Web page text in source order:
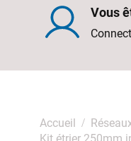
Vous
Accueil